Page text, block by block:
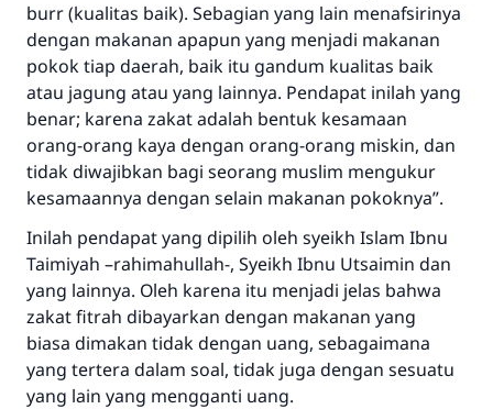
burr (kualitas baik). Sebagian yang lain menafsirinya
dengan makanan apapun yang menjadi makanan
pokok tiap daerah, baik itu gandum kualitas baik
atau jagung atau yang lainnya. Pendapat inilah yang
benar; karena zakat adalah bentuk kesamaan
orang-orang kaya dengan orang-orang miskin, dan
tidak diwajibkan bagi seorang muslim mengukur
kesamaannya dengan selain makanan pokoknya”.
Inilah pendapat yang dipilih oleh syeikh Islam Ibnu
Taimiyah –rahimahullah-, Syeikh Ibnu Utsaimin dan
yang lainnya. Oleh karena itu menjadi jelas bahwa
zakat fitrah dibayarkan dengan makanan yang
biasa dimakan tidak dengan uang, sebagaimana
yang tertera dalam soal, tidak juga dengan sesuatu
yang lain yang mengganti uang.